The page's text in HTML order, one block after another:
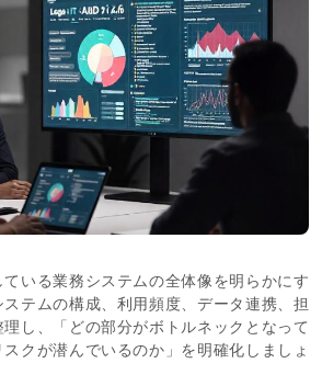
ている業務システムの全体像を明らかにす
テムの構成、利用頻度、データ連携、担
し、「どの部分がボトルネックとなって
クが潜んでいるのか」を明確化しましょ